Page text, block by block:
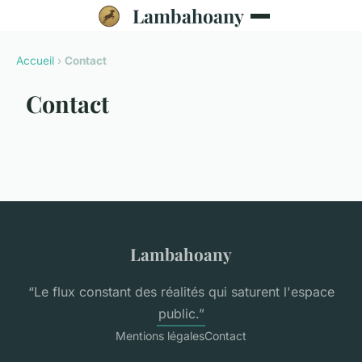
Lambahoany
Accueil › Contact
Contact
Lambahoany
“Le flux constant des réalités qui saturent l'espace
public.”
Mentions légalesContact